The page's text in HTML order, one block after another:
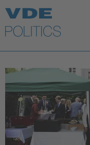
Top Themen
Fokusthemen
Energy
AI & Digital Trust